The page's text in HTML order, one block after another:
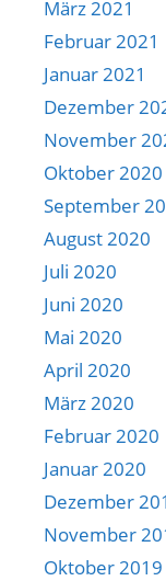
März 2021
Februar 2021
Januar 2021
Dezember
November
Oktober 2020
September
August 2020
Juli 2020
Juni 2020
Mai 2020
April 2020
März 2020
Februar 2020
Januar 2020
Dezember
November
Oktober 2019